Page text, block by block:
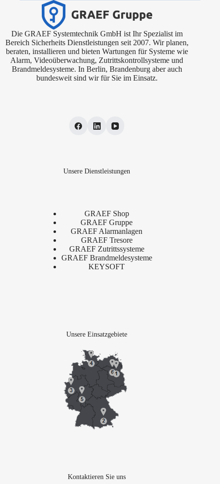
Die GRAEF Systemtechnik GmbH ist Ihr Spezialist im
Bereich Sicherheits Dienstleistungen seit 2007. Wir planen,
beraten, installieren und bieten Wartungen für Systeme wie
Alarm, Videoüberwachung, Zutrittskontrollsysteme und
Brandmeldesysteme. In Berlin, Brandenburg aber auch
bundesweit sind wir für Sie im Einsatz.
Unsere Dienstleistungen
GRAEF Shop
GRAEF Gruppe
GRAEF Alarmanlagen
GRAEF Tresore
GRAEF Zutrittssysteme
GRAEF Brandmeldesysteme
KEYSOFT
Unsere Einsatzgebiete
Kontaktieren Sie uns